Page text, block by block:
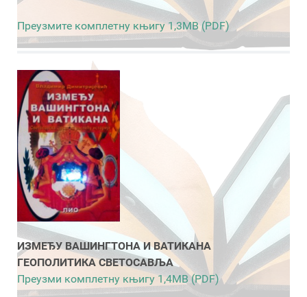
Преузмите комплетну књигу 1,3MB (PDF)
ИЗМЕЂУ ВАШИНГТОНА И ВАТИКАНА
ГЕОПОЛИТИКА СВЕТОСАВЉА
Преузми комплетну књигу 1,4MB (PDF)